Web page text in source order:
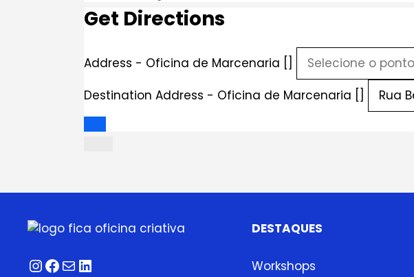
Get Directions
Address - Oficina de Marcenaria []
Destination Address - Oficina de Marcenaria []
Instagram
Facebook
Correio
LinkedIn
DESTAQUES
Workshops